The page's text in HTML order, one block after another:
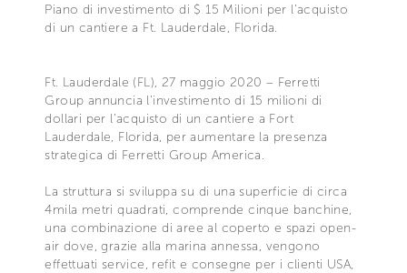
Piano di investimento di $ 15 Milioni per l’acquisto
di un cantiere a Ft. Lauderdale, Florida.
Ft. Lauderdale (FL), 27 maggio 2020 – Ferretti
Group annuncia l’investimento di 15 milioni di
dollari per l’acquisto di un cantiere a Fort
Lauderdale, Florida, per aumentare la presenza
strategica di Ferretti Group America.
La struttura si sviluppa su di una superficie di circa
4mila metri quadrati, comprende cinque banchine,
una combinazione di aree al coperto e spazi open-
air dove, grazie alla marina annessa, vengono
effettuati service, refit e consegne per i clienti USA,